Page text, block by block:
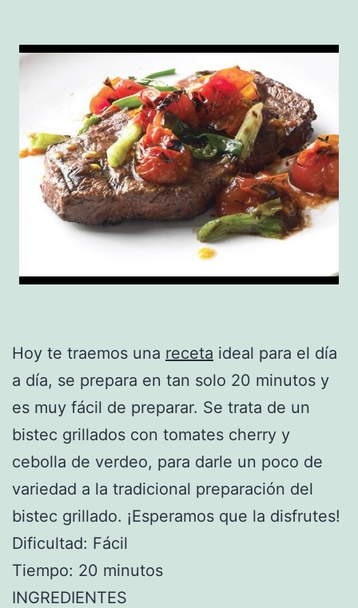
Hoy te traemos una receta ideal para el día
a día, se prepara en tan solo 20 minutos y
es muy fácil de preparar. Se trata de un
bistec grillados con tomates cherry y
cebolla de verdeo, para darle un poco de
variedad a la tradicional preparación del
bistec grillado. ¡Esperamos que la disfrutes!
Dificultad: Fácil
Tiempo: 20 minutos
INGREDIENTES